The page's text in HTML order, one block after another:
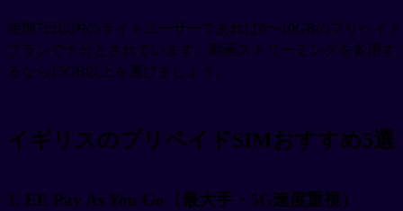
短期7日以内のライトユーザーであれば6〜10GBのプリペイド
プランで十分とされています。動画ストリーミングを多用す
るなら15GB以上を選びましょう。
イギリスのプリペイドSIMおすすめ5選
1. EE Pay As You Go（最大手・5G速度重視）